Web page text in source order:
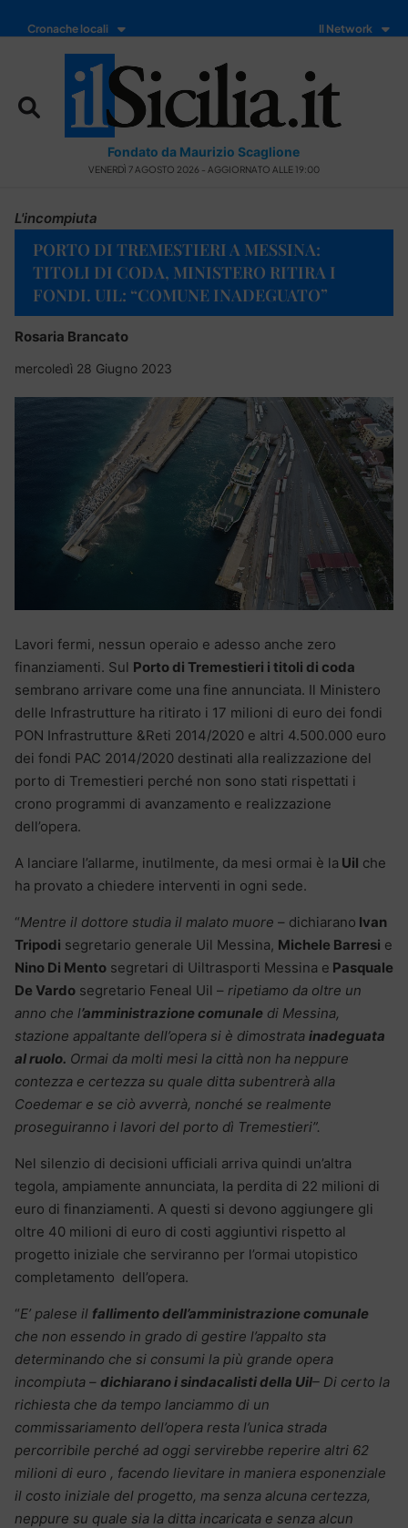
Cronache locali Il Network
Fondato da Maurizio Scaglione
VENERDÌ 7 AGOSTO 2026 - AGGIORNATO ALLE 19:00
L'incompiuta
PORTO DI TREMESTIERI A MESSINA:
TITOLI DI CODA, MINISTERO RITIRA I
FONDI. UIL: “COMUNE INADEGUATO”
Rosaria Brancato
mercoledì 28 Giugno 2023
Lavori fermi, nessun operaio e adesso anche zero
finanziamenti. Sul Porto di Tremestieri i titoli di coda
sembrano arrivare come una fine annunciata. Il Ministero
delle Infrastrutture ha ritirato i 17 milioni di euro dei fondi
PON Infrastrutture &Reti 2014/2020 e altri 4.500.000 euro
dei fondi PAC 2014/2020 destinati alla realizzazione del
porto di Tremestieri perché non sono stati rispettati i
crono programmi di avanzamento e realizzazione
dell’opera.
A lanciare l’allarme, inutilmente, da mesi ormai è la Uil che
ha provato a chiedere interventi in ogni sede.
“Mentre il dottore studia il malato muore – dichiarano Ivan
Tripodi segretario generale Uil Messina, Michele Barresi e
Nino Di Mento segretari di Uiltrasporti Messina e Pasquale
De Vardo segretario Feneal Uil – ripetiamo da oltre un
anno che l’amministrazione comunale di Messina,
stazione appaltante dell’opera si è dimostrata inadeguata
al ruolo. Ormai da molti mesi la città non ha neppure
contezza e certezza su quale ditta subentrerà alla
Coedemar e se ciò avverrà, nonché se realmente
proseguiranno i lavori del porto dì Tremestieri”.
Nel silenzio di decisioni ufficiali arriva quindi un’altra
tegola, ampiamente annunciata, la perdita di 22 milioni di
euro di finanziamenti. A questi si devono aggiungere gli
oltre 40 milioni di euro di costi aggiuntivi rispetto al
progetto iniziale che serviranno per l’ormai utopistico
completamento dell’opera.
“E’ palese il fallimento dell’amministrazione comunale
che non essendo in grado di gestire l’appalto sta
determinando che si consumi la più grande opera
incompiuta – dichiarano i sindacalisti della Uil– Di certo la
richiesta che da tempo lanciammo di un
commissariamento dell’opera resta l’unica strada
percorribile perché ad oggi servirebbe reperire altri 62
milioni di euro , facendo lievitare in maniera esponenziale
il costo iniziale del progetto, ma senza alcuna certezza,
neppure su quale sia la ditta incaricata e senza alcun